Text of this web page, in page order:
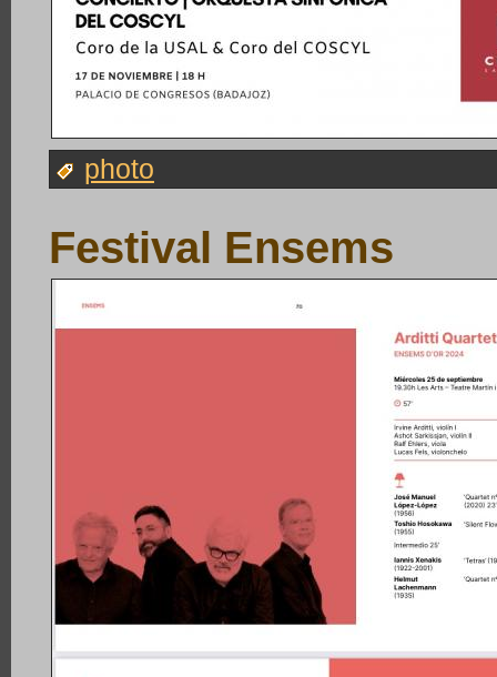
photo
Festival Ensems